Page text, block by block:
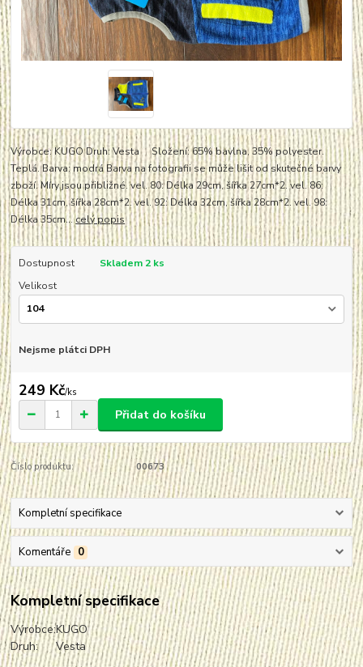
Výrobce: KUGO Druh: Vesta Složení: 65% bavlna, 35% polyester.
Teplá. Barva: modrá Barva na fotografii se může lišit od skutečné barvy
zboží. Míry jsou přibližné. vel. 80: Délka 29cm, šířka 27cm*2. vel. 86:
Délka 31cm, šířka 28cm*2. vel. 92: Délka 32cm, šířka 28cm*2. vel. 98:
Délka 35cm...celý popis
Dostupnost
Skladem 2 ks
Velikost
Nejsme plátci DPH
249 Kč/ks
Přidat do košíku
Číslo produktu: 00673
Kompletní specifikace
Komentáře 0
Kompletní specifikace
Výrobce:KUGO
Druh:
Vesta